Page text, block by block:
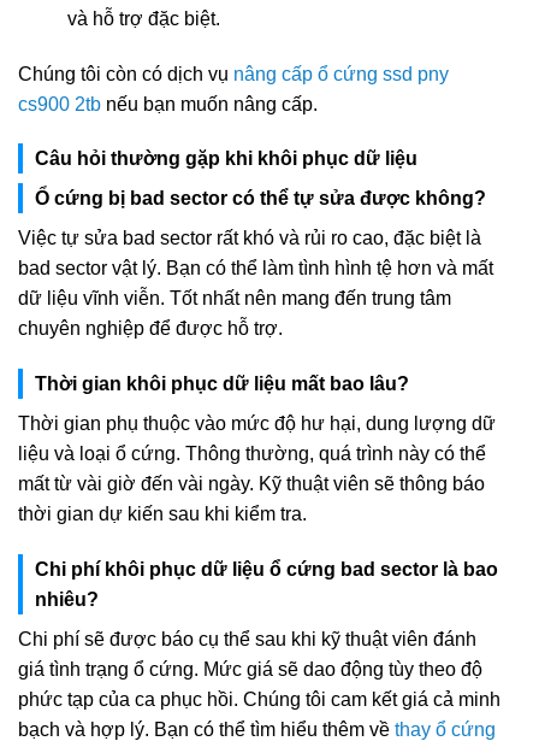
và hỗ trợ đặc biệt.
Chúng tôi còn có dịch vụ nâng cấp ổ cứng ssd pny
cs900 2tb nếu bạn muốn nâng cấp.
Câu hỏi thường gặp khi khôi phục dữ liệu
Ổ cứng bị bad sector có thể tự sửa được không?
Việc tự sửa bad sector rất khó và rủi ro cao, đặc biệt là
bad sector vật lý. Bạn có thể làm tình hình tệ hơn và mất
dữ liệu vĩnh viễn. Tốt nhất nên mang đến trung tâm
chuyên nghiệp để được hỗ trợ.
Thời gian khôi phục dữ liệu mất bao lâu?
Thời gian phụ thuộc vào mức độ hư hại, dung lượng dữ
liệu và loại ổ cứng. Thông thường, quá trình này có thể
mất từ vài giờ đến vài ngày. Kỹ thuật viên sẽ thông báo
thời gian dự kiến sau khi kiểm tra.
Chi phí khôi phục dữ liệu ổ cứng bad sector là bao
nhiêu?
Chi phí sẽ được báo cụ thể sau khi kỹ thuật viên đánh
giá tình trạng ổ cứng. Mức giá sẽ dao động tùy theo độ
phức tạp của ca phục hồi. Chúng tôi cam kết giá cả minh
bạch và hợp lý. Bạn có thể tìm hiểu thêm về thay ổ cứng